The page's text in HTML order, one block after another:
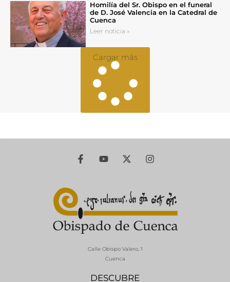
Homilía del Sr. Obispo en el funeral
de D. José Valencia en la Catedral de
Cuenca
Leer noticia »
Cargar más
DESCUBRE
Calle Obispo Valero, 1
Cuenca